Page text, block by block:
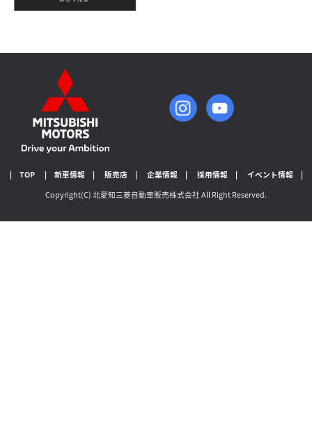
| TOP | 新車情報 | 販売店 | 企業情報 | 採用情報 | イベント情報 |
Copyright(C) 北愛知三菱自動車販売株式会社 All Right Reserved.